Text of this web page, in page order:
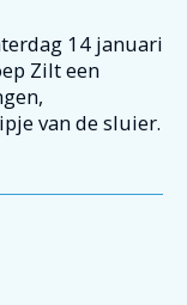
14 januari
Zilt een
van de sluier.